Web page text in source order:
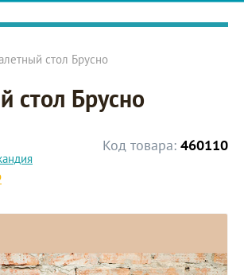
стол Брусно
стол Брусно
Код товара: 460110